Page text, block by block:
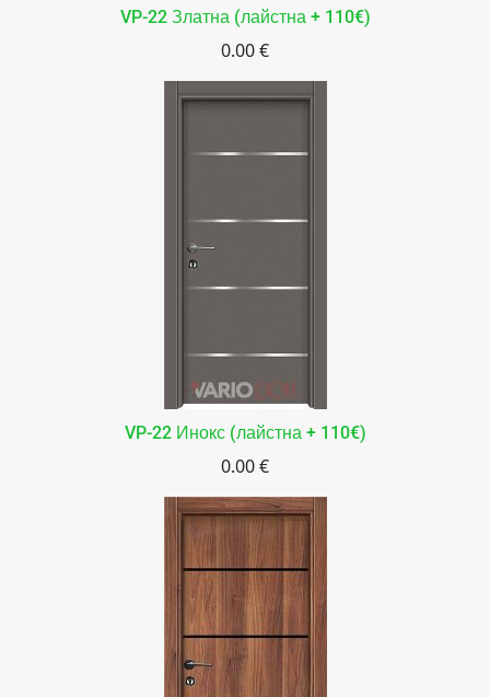
VP-22 Златна (лайстна + 110€)
0.00 €
VP-22 Инокс (лайстна + 110€)
0.00 €